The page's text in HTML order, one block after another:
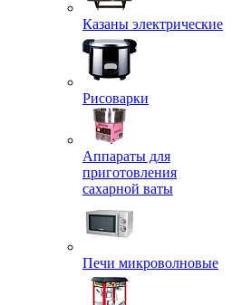
Казаны электрические
Рисоварки
Аппараты для
приготовления
сахарной ваты
Печи микроволновые